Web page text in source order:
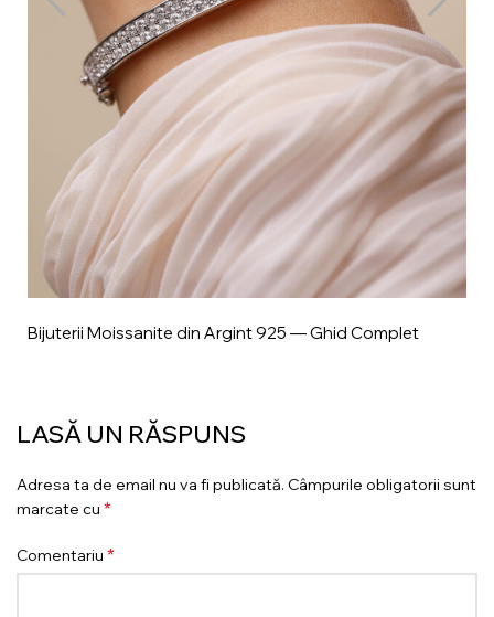
Bijuterii Moissanite din Argint 925 — Ghid Complet
LASĂ UN RĂSPUNS
Adresa ta de email nu va fi publicată. Câmpurile obligatorii sunt
marcate cu *
Comentariu *